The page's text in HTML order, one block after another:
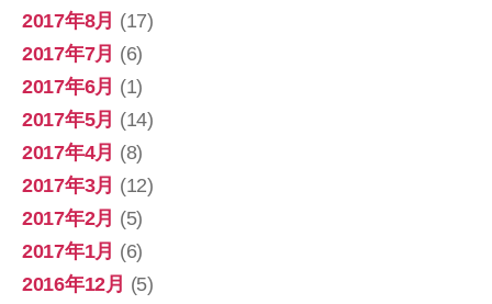
2017年8月 (17)
2017年7月 (6)
2017年6月 (1)
2017年5月 (14)
2017年4月 (8)
2017年3月 (12)
2017年2月 (5)
2017年1月 (6)
2016年12月 (5)